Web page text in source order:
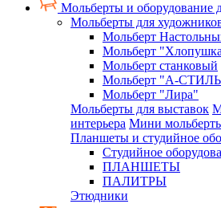
Мольберты и оборудование
Мольберты для
Мольберт
Мольберт
Мольберт станковый
Мольберт "А-
Мольберт "Лира"
Мольберты для выставок
интерьера Мини
Планшеты и студийное
Студийное
ПЛАНШЕТЫ
ПАЛИТРЫ
Этюдники